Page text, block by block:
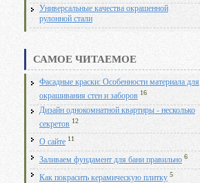
Универсальные качества окрашенной
рулонной стали
САМОЕ ЧИТАЕМОЕ
Фасадные краски: Особенности материала для
окрашивания стен и заборов 16
Дизайн однокомнатной квартиры - несколько
секретов 12
О сайте 11
Заливаем фундамент для бани правильно 6
Как покрасить керамическую плитку 5